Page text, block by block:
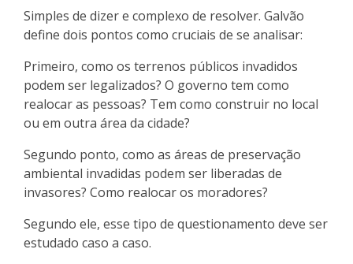
Simples de dizer e complexo de resolver. Galvão
define dois pontos como cruciais de se analisar:
Primeiro, como os terrenos públicos invadidos
podem ser legalizados? O governo tem como
realocar as pessoas? Tem como construir no local
ou em outra área da cidade?
Segundo ponto, como as áreas de preservação
ambiental invadidas podem ser liberadas de
invasores? Como realocar os moradores?
Segundo ele, esse tipo de questionamento deve ser
estudado caso a caso.